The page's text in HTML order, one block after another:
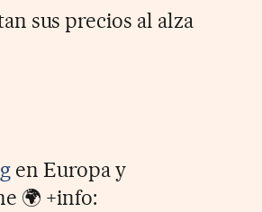
sus precios al alza
en Europa y
🌍 +info: